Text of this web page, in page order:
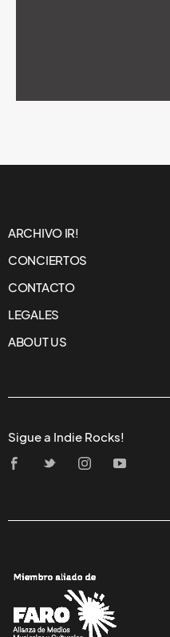
ARCHIVO IR!
CONCIERTOS
CONTACTO
LEGALES
ABOUT US
Sigue a Indie Rocks!